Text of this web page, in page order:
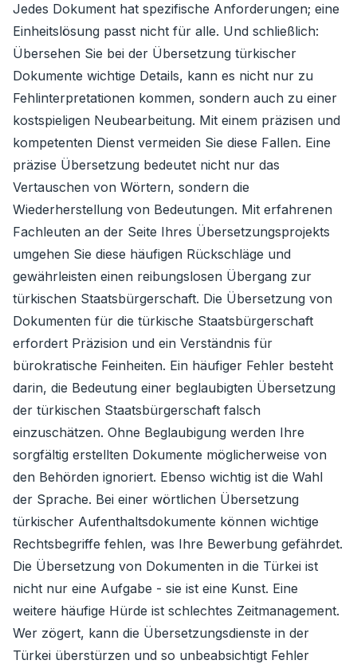
Jedes Dokument hat spezifische Anforderungen; eine
Einheitslösung passt nicht für alle. Und schließlich:
Übersehen Sie bei der Übersetzung türkischer
Dokumente wichtige Details, kann es nicht nur zu
Fehlinterpretationen kommen, sondern auch zu einer
kostspieligen Neubearbeitung. Mit einem präzisen und
kompetenten Dienst vermeiden Sie diese Fallen. Eine
präzise Übersetzung bedeutet nicht nur das
Vertauschen von Wörtern, sondern die
Wiederherstellung von Bedeutungen. Mit erfahrenen
Fachleuten an der Seite Ihres Übersetzungsprojekts
umgehen Sie diese häufigen Rückschläge und
gewährleisten einen reibungslosen Übergang zur
türkischen Staatsbürgerschaft. Die Übersetzung von
Dokumenten für die türkische Staatsbürgerschaft
erfordert Präzision und ein Verständnis für
bürokratische Feinheiten. Ein häufiger Fehler besteht
darin, die Bedeutung einer beglaubigten Übersetzung
der türkischen Staatsbürgerschaft falsch
einzuschätzen. Ohne Beglaubigung werden Ihre
sorgfältig erstellten Dokumente möglicherweise von
den Behörden ignoriert. Ebenso wichtig ist die Wahl
der Sprache. Bei einer wörtlichen Übersetzung
türkischer Aufenthaltsdokumente können wichtige
Rechtsbegriffe fehlen, was Ihre Bewerbung gefährdet.
Die Übersetzung von Dokumenten in die Türkei ist
nicht nur eine Aufgabe - sie ist eine Kunst. Eine
weitere häufige Hürde ist schlechtes Zeitmanagement.
Wer zögert, kann die Übersetzungsdienste in der
Türkei überstürzen und so unbeabsichtigt Fehler